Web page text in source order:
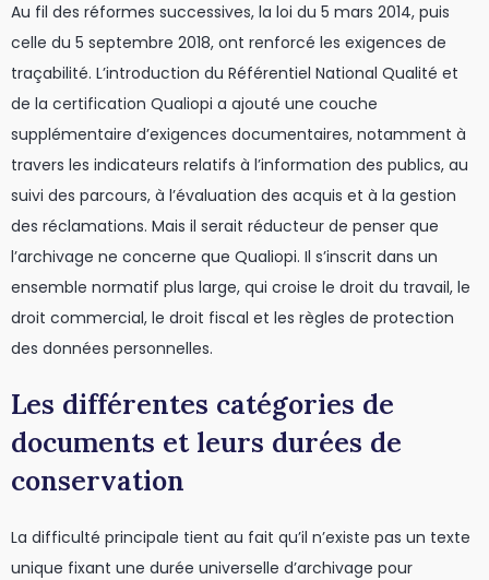
Au fil des réformes successives, la loi du 5 mars 2014, puis
celle du 5 septembre 2018, ont renforcé les exigences de
traçabilité. L’introduction du Référentiel National Qualité et
de la certification Qualiopi a ajouté une couche
supplémentaire d’exigences documentaires, notamment à
travers les indicateurs relatifs à l’information des publics, au
suivi des parcours, à l’évaluation des acquis et à la gestion
des réclamations. Mais il serait réducteur de penser que
l’archivage ne concerne que Qualiopi. Il s’inscrit dans un
ensemble normatif plus large, qui croise le droit du travail, le
droit commercial, le droit fiscal et les règles de protection
des données personnelles.
Les différentes catégories de
documents et leurs durées de
conservation
La difficulté principale tient au fait qu’il n’existe pas un texte
unique fixant une durée universelle d’archivage pour